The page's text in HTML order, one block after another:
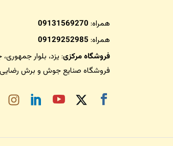
همراه: 09131569270
همراه: 09129252985
فروشگاه مرکزی: یزد، بلوار
فروشگاه صنایع جوش و برش رضایی